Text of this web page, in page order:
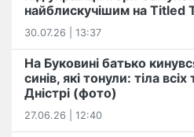
найблискучішим на Titled
30.07.26 | 13:37
На Буковині батько
синів, які тонули: тіла
Дністрі (фото)
27.06.26 | 12:40